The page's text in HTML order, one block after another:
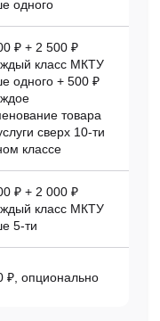
одного
₽ + 2 500 ₽
класс МКТУ
одного + 500 ₽
товара
сверх 10-ти
классе
₽ + 2 000 ₽
класс МКТУ
5-ти
₽, опционально